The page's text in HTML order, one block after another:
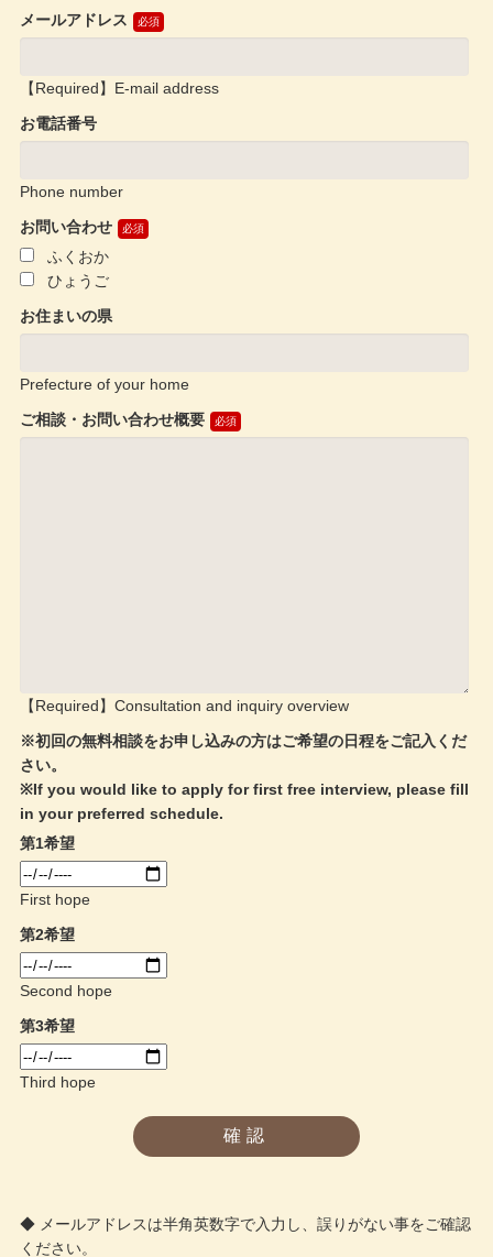
メールアドレス
【Required】E-mail address
お電話番号
Phone number
お問い合わせ
ふくおか
ひょうご
お住まいの県
Prefecture of your home
ご相談・お問い合わせ概要
【Required】Consultation and inquiry overview
※初回の無料相談をお申し込みの方はご希望の日程をご記入くだ
さい。
※If you would like to apply for first free interview, please fill
in your preferred schedule.
第1希望
First hope
第2希望
Second hope
第3希望
Third hope
◆ メールアドレスは半角英数字で入力し、誤りがない事をご確認
ください。